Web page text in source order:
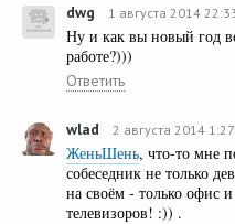
dwg 1 августа 2014
Ну и как вы новый год
работе?)))
Ответить
wlad 2 августа 2014 1:27
ЖеньШень, что-то мне
собеседник не только
на своём - только офис
телевизоров! :)) .